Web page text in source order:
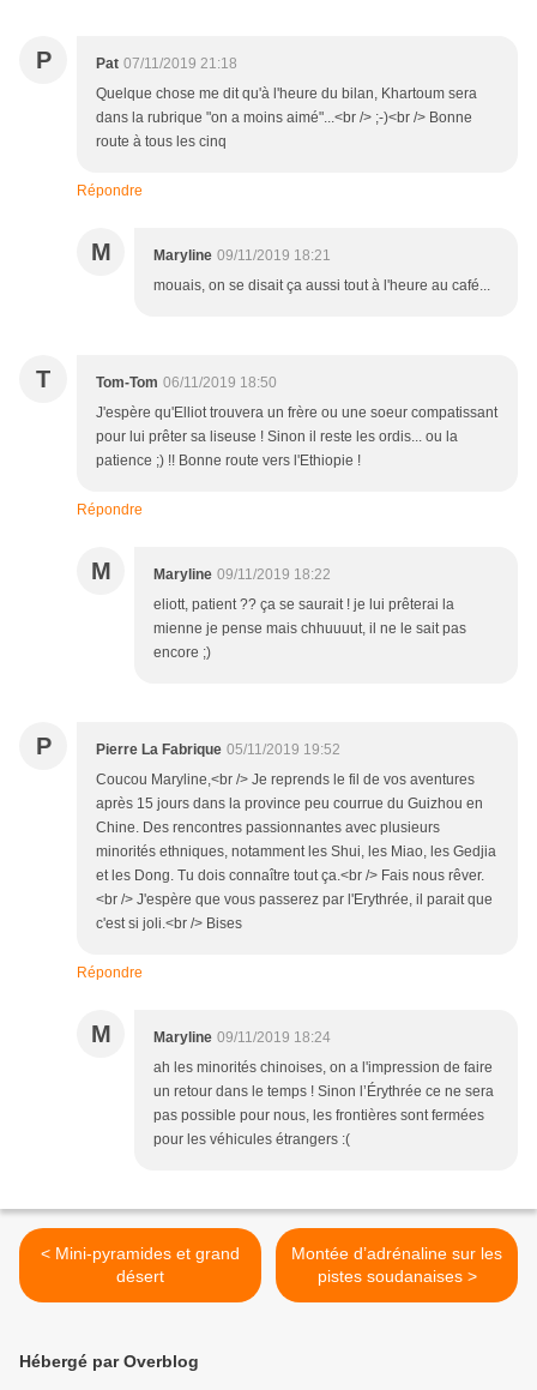
P Pat 07/11/2019 21:18
Quelque chose me dit qu'à l'heure du bilan, Khartoum sera
dans la rubrique "on a moins aimé"...<br /> ;-)<br /> Bonne
route à tous les cinq
Répondre
M Maryline 09/11/2019 18:21
mouais, on se disait ça aussi tout à l'heure au café...
T Tom-Tom 06/11/2019 18:50
J'espère qu'Elliot trouvera un frère ou une soeur compatissant
pour lui prêter sa liseuse ! Sinon il reste les ordis... ou la
patience ;) !! Bonne route vers l'Ethiopie !
Répondre
M Maryline 09/11/2019 18:22
eliott, patient ?? ça se saurait ! je lui prêterai la
mienne je pense mais chhuuuut, il ne le sait pas
encore ;)
P Pierre La Fabrique 05/11/2019 19:52
Coucou Maryline,<br /> Je reprends le fil de vos aventures
après 15 jours dans la province peu courrue du Guizhou en
Chine. Des rencontres passionnantes avec plusieurs
minorités ethniques, notamment les Shui, les Miao, les Gedjia
et les Dong. Tu dois connaître tout ça.<br /> Fais nous rêver.
<br /> J'espère que vous passerez par l'Erythrée, il parait que
c'est si joli.<br /> Bises
Répondre
M Maryline 09/11/2019 18:24
ah les minorités chinoises, on a l'impression de faire
un retour dans le temps ! Sinon l’Érythrée ce ne sera
pas possible pour nous, les frontières sont fermées
pour les véhicules étrangers :(
< Mini-pyramides et grand
désert
Montée d’adrénaline sur les
pistes soudanaises >
Hébergé par Overblog